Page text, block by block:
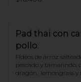
Pad thai con
pollo.
Fideos de arroz
pescado y tamarindo,
dragón,  lemongrass